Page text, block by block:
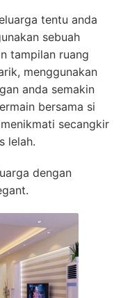
tentu anda
sebuah
tampilan ruang
menggunakan
anda semakin
bersama si
secangkir
lelah.
dengan